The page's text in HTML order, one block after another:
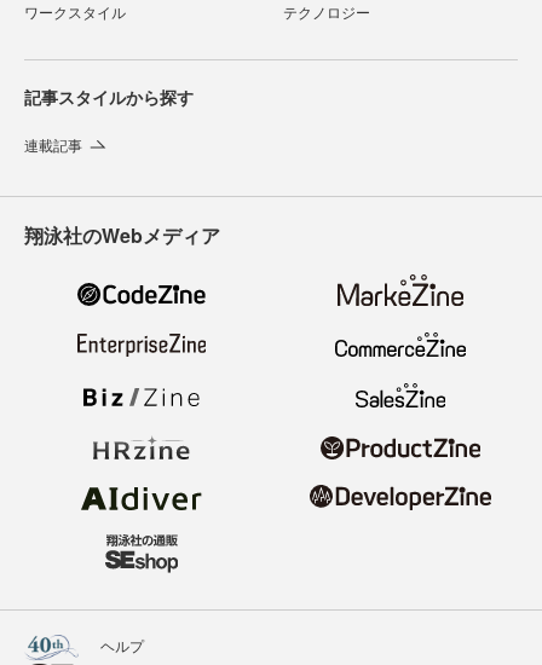
ワークスタイル テクノロジー
記事スタイルから探す
連載記事
翔泳社のWebメディア
ヘルプ